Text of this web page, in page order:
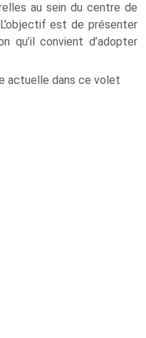
au sein du centre de
est de présenter
qu’il convient d’adopter
actuelle dans ce volet